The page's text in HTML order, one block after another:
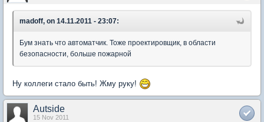
madoff, on 14.11.2011 - 23:07:
Бум знать что автоматчик. Тоже проектировщик, в области
безопасности, больше пожарной
Ну коллеги стало быть! Жму руку!
Autside
15 Nov 2011